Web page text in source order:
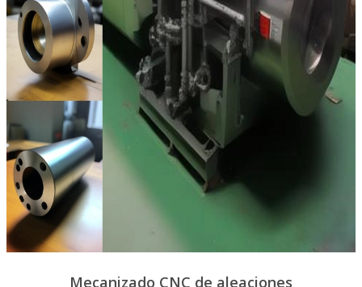
Mecanizado CNC de aleaciones